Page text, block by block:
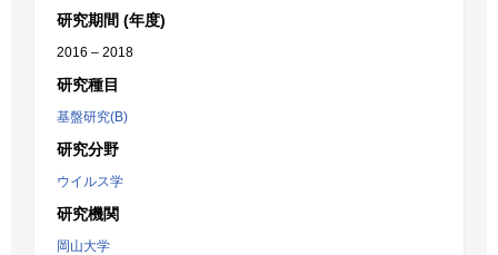
研究期間 (年度)
2016 – 2018
研究種目
基盤研究(B)
研究分野
ウイルス学
研究機関
岡山大学